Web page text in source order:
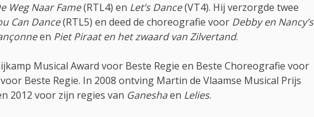
Weg Naar Fame(RTL4) en Let’s Dance(VT4). Hij verzorgde twee
Can Dance(RTL5) en deed de choreografie voor Debby en Nancy’s
en Piet Piraat en het zwaard van Zilvertand.
Musical Award voor Beste Regie en Beste Choreografie voor
Beste Regie. In 2008 ontving Martin de Vlaamse Musical Prijs
2012 voor zijn regies van Ganeshaen Lelies.